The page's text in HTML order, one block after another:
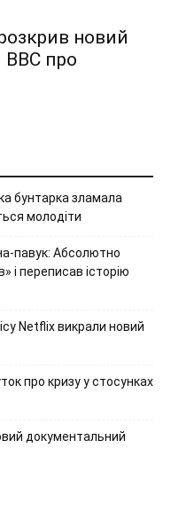
новий
ВВС про
бунтарка зламала
молодіти
павук: Абсолютно
і переписав історію
Netflix викрали новий
про кризу у стосунках
документальний